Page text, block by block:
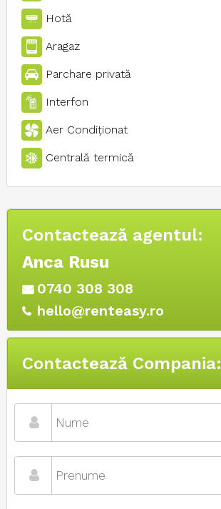
Hotă
Aragaz
Parchare privată
Interfon
Aer Condiţionat
Centrală termică
Contactează agentul:
Anca Rusu
0740 308 308
hello@renteasy.ro
Contactează Compania: